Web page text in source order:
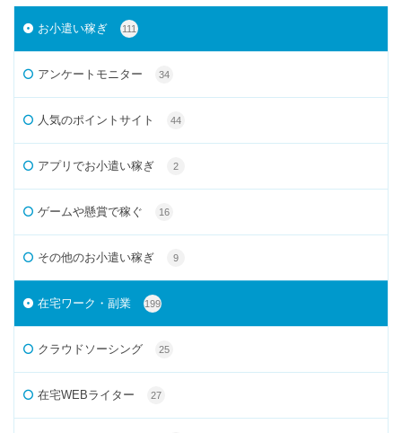
お小遣い稼ぎ 111
アンケートモニター 34
人気のポイントサイト 44
アプリでお小遣い稼ぎ 2
ゲームや懸賞で稼ぐ 16
その他のお小遣い稼ぎ 9
在宅ワーク・副業 199
クラウドソーシング 25
在宅WEBライター 27